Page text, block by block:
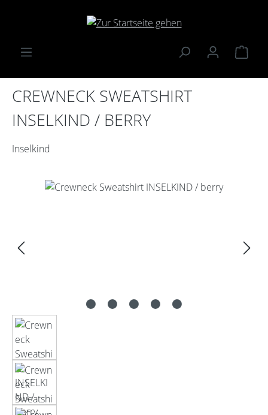
Zum Hauptinhalt springen
CREWNECK SWEATSHIRT
INSELKIND / BERRY
Inselkind
Bildergalerie überspringen